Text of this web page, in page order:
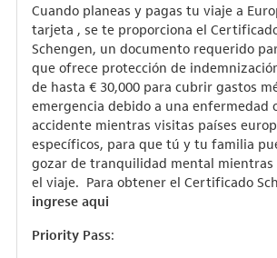
Cuando planeas y pagas tu viaje a
tarjeta , se te proporciona el
Schengen, un documento requerido
que ofrece protección de
de hasta € 30,000 para cubrir gastos
emergencia debido a una enfermedad
accidente mientras visitas países
específicos, para que tú y tu familia
gozar de tranquilidad mental
el viaje. Para obtener el Certificado
ingrese aqui
Priority Pass: